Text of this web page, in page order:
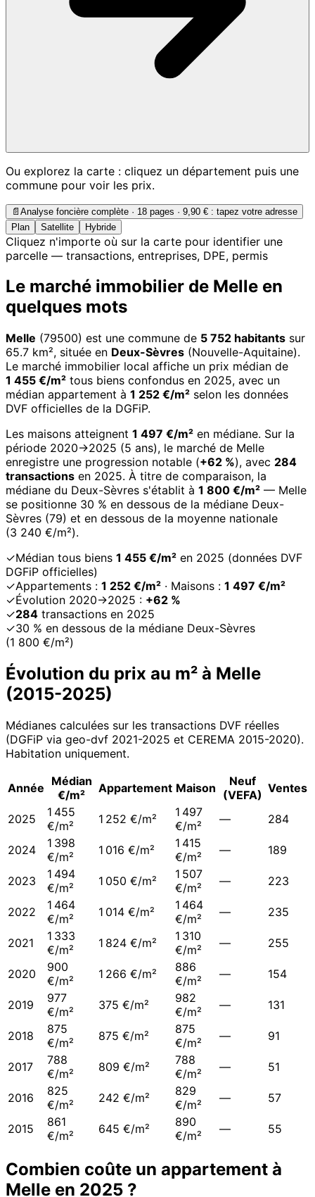
Ou explorez la carte : cliquez un département puis une
commune pour voir les prix.
📄 Analyse foncière complète · 18 pages · 9,90 € : tapez votre adresse
Plan
Satellite Hybride
Cliquez n'importe où sur la carte pour identifier une
parcelle — transactions, entreprises, DPE, permis
Le marché immobilier de Melle en
quelques mots
Melle (79500) est une commune de 5 752 habitants sur
65.7 km², située en Deux-Sèvres (Nouvelle-Aquitaine).
Le marché immobilier local affiche un prix médian de
1 455 €/m² tous biens confondus en 2025, avec un
médian appartement à 1 252 €/m² selon les données
DVF officielles de la DGFiP.
Les maisons atteignent 1 497 €/m² en médiane. Sur la
période 2020→2025 (5 ans), le marché de Melle
enregistre une progression notable (+62 %), avec 284
transactions en 2025. À titre de comparaison, la
médiane du Deux-Sèvres s'établit à 1 800 €/m² — Melle
se positionne 30 % en dessous de la médiane Deux-
Sèvres (79) et en dessous de la moyenne nationale
(3 240 €/m²).
✓Médian tous biens 1 455 €/m² en 2025 (données DVF
DGFiP officielles)
✓Appartements : 1 252 €/m² · Maisons : 1 497 €/m²
✓Évolution 2020→2025 : +62 %
✓284 transactions en 2025
✓30 % en dessous de la médiane Deux-Sèvres
(1 800 €/m²)
Évolution du prix au m² à Melle
(2015-2025)
Médianes calculées sur les transactions DVF réelles
(DGFiP via geo-dvf 2021-2025 et CEREMA 2015-2020).
Habitation uniquement.
Année Médian
€/m²
Appartement Maison
Neuf
(VEFA) Ventes
2025
1 455
€/m²
1 252 €/m²
1 497
€/m²
— 284
2024
1 398
€/m²
1 016 €/m²
1 415
€/m²
— 189
2023
1 494
€/m²
1 050 €/m²
1 507
€/m²
— 223
2022
1 464
€/m²
1 014 €/m²
1 464
€/m²
— 235
2021
1 333
€/m²
1 824 €/m²
1 310
€/m²
— 255
2020
900
€/m²
1 266 €/m²
886
€/m²
— 154
2019
977
€/m²
375 €/m²
982
€/m²
— 131
2018
875
€/m²
875 €/m²
875
€/m²
— 91
2017
788
€/m²
809 €/m²
788
€/m²
— 51
2016
825
€/m²
242 €/m²
829
€/m²
— 57
2015
861
€/m²
645 €/m²
890
€/m²
— 55
Combien coûte un appartement à
Melle en 2025 ?